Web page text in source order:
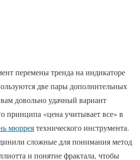
перемены тренда на индикаторе
две пары дополнительных
довольно удачный вариант
принципа «цена учитывает все» в
мюрреятехнического инструмента.
сложные для понимания метод
и понятие фрактала, чтобы